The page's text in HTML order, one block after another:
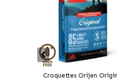
Croquettes Orijen